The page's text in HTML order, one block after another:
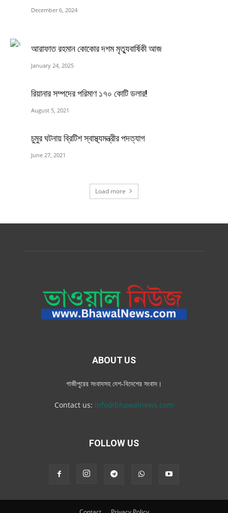
December 6, 2024
আরাফাত রহমান কোকোর দশম মৃত্যুবার্ষিকী আজ
January 24, 2025
রিয়ানার সম্পদের পরিমাণ ১৭০ কোটি ডলার!
August 5, 2021
চুমুর ঘটনায় ব্রিটিশ স্বাস্থ্যমন্ত্রীর পদত্যাগ
June 27, 2021
Load more
ABOUT US
গাজীপুরের সংবাদসহ দেশ-বিদেশের সংবাদ।
Contact us: info@bhawalnews.com
FOLLOW US